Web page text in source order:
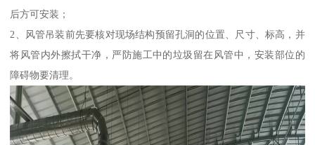
后方可安装；
2、风管吊装前先要核对现场结构预留孔洞的位置、尺寸、标高，并
将风管内外擦拭干净，严防施工中的垃圾留在风管中，安装部位的
障碍物要清理。